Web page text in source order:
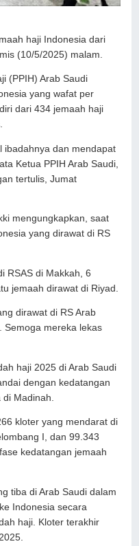
haji Indonesia dari
(10/5/2025) malam.
(PPIH) Arab Saudi
yang wafat per
dari 434 jemaah haji
ibadahnya dan mendapat
Ketua PPIH Arab Saudi,
tertulis, Jumat
mengungkapkan, saat
yang dirawat di RS
RSAS di Makkah, 6
jemaah dirawat di Riyad.
dirawat di RS Arab
Semoga mereka lekas
haji 2025 di Arab Saudi
dengan kedatangan
Madinah.
kloter yang mendarat di
I, dan 99.343
kedatangan jemaah
tiba di Arab Saudi dalam
Indonesia secara
haji. Kloter terakhir